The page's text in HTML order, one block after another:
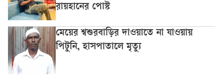
রায়হানের পোস্ট
মেয়ের শ্বশুরবাড়ির দাওয়াতে না যাওয়ায়
পিটুনি, হাসপাতালে মৃত্যু